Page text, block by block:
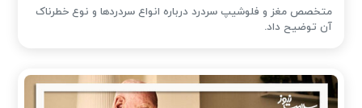
متخصص مغز و فلوشیپ سردرد درباره انواع سردردها و نوع خطرناک
آن توضیح داد.